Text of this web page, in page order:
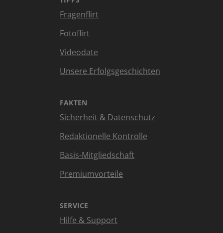
Fragenflirt
Fotoflirt
Videodate
Unsere Erfolgsgeschichten
FAKTEN
Sicherheit & Datenschutz
Redaktionelle Kontrolle
Basis-Mitgliedschaft
Premiumvorteile
SERVICE
Hilfe & Support